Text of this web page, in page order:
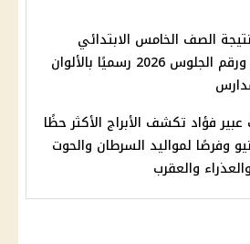
الصف الخامس الابتدائي
بالاسم ورقم الجلوس 2026 رسميًا بالألوان
فؤاد تكشف الأبراج الأكثر حظًا
وفرصًا لمواليد السرطان والحوت
والعقرب